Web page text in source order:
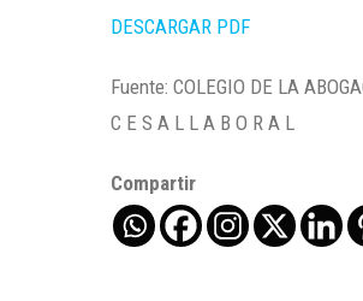
DESCARGAR PDF
Fuente: COLEGIO DE LA
C E S A L L A B O R A L
Compartir